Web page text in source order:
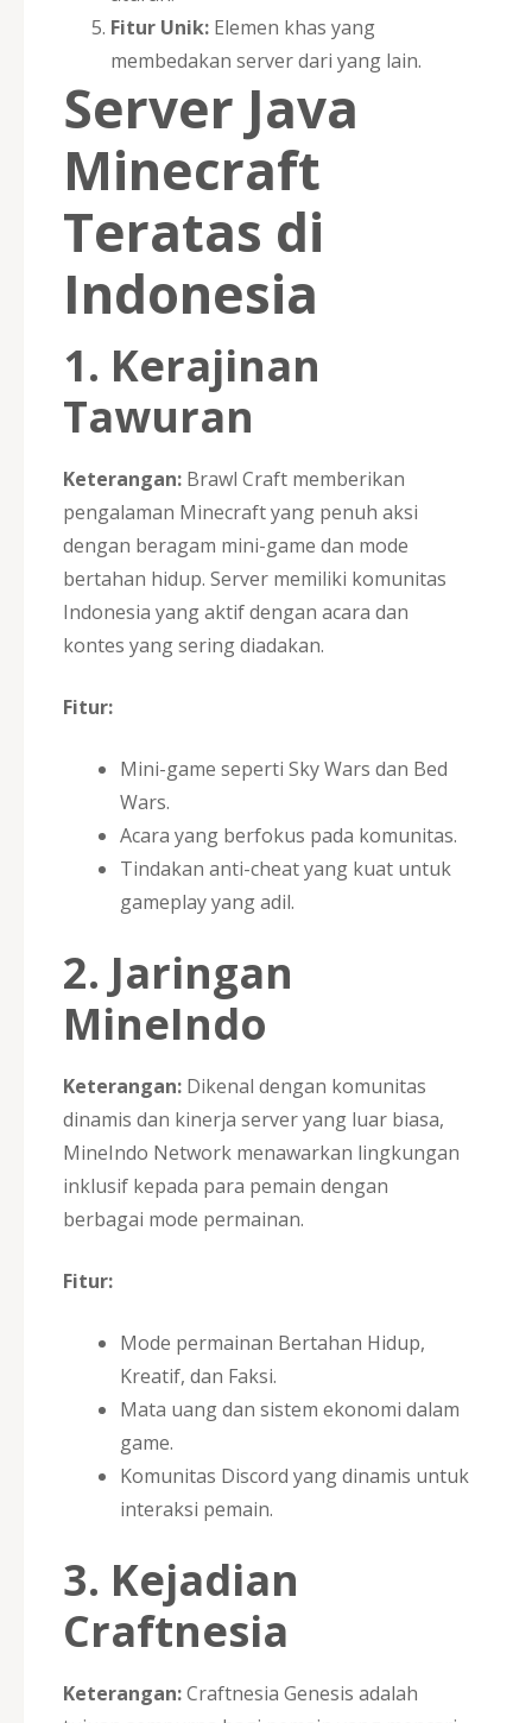
Fitur Unik: Elemen khas yang
membedakan server dari yang lain.
Server Java
Minecraft
Teratas di
Indonesia
1. Kerajinan
Tawuran
Keterangan: Brawl Craft memberikan
pengalaman Minecraft yang penuh aksi
dengan beragam mini-game dan mode
bertahan hidup. Server memiliki komunitas
Indonesia yang aktif dengan acara dan
kontes yang sering diadakan.
Fitur:
Mini-game seperti Sky Wars dan Bed
Wars.
Acara yang berfokus pada komunitas.
Tindakan anti-cheat yang kuat untuk
gameplay yang adil.
2. Jaringan
MineIndo
Keterangan: Dikenal dengan komunitas
dinamis dan kinerja server yang luar biasa,
MineIndo Network menawarkan lingkungan
inklusif kepada para pemain dengan
berbagai mode permainan.
Fitur:
Mode permainan Bertahan Hidup,
Kreatif, dan Faksi.
Mata uang dan sistem ekonomi dalam
game.
Komunitas Discord yang dinamis untuk
interaksi pemain.
3. Kejadian
Craftnesia
Keterangan:Craftnesia Genesis adalah